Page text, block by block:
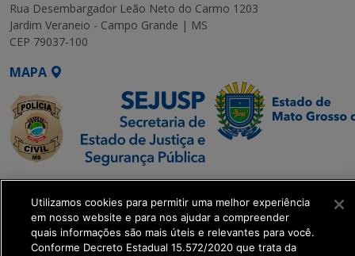
Rua Desembargador Leão Neto do Carmo 1203
Jardim Veraneio - Campo Grande | MS
CEP 79037-100
MAPA
SETDIG | Secretaria-
Executiva de
Transformação Digital
Utilizamos cookies para permitir uma melhor experiência
em nosso website e para nos ajudar a compreender
quais informações são mais úteis e relevantes para você.
Conforme Decreto Estadual 15.572/2020 que trata da